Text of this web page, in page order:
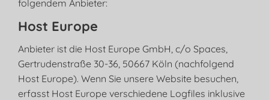
folgendem Anbieter:
Host Europe
Anbieter ist die Host Europe GmbH, c/o Spaces,
Gertrudenstraße 30-36, 50667 Köln (nachfolgend
Host Europe). Wenn Sie unsere Website besuchen,
erfasst Host Europe verschiedene Logfiles inklusive